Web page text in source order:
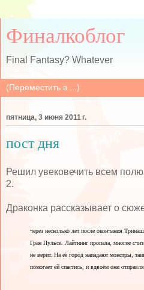
Финалкоблог
Final Fantasy? Whatever
пятница, 3 июня 2011 г.
пост дня
Решил увековечить всем
2.
Драконка рассказывает о
через несколько лет после окончания
Гран Пульсе. Лайтнинг пропала, многие
не верит. На её город нападают монстры,
помогает ей спастись, и вдвоём они